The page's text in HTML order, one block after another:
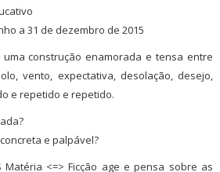
a 31 de dezembro de 2015
construção enamorada e tensa entre
vento, expectativa, desolação, desejo,
e repetido e repetido.
e palpável?
Matéria <=> Ficção age e pensa sobre as